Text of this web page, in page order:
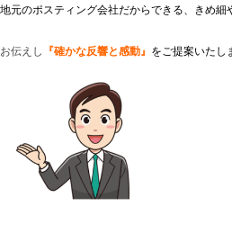
地元のポスティング会社だからできる、きめ細
お伝え し 『確かな反響と感動』 をご提案いたし